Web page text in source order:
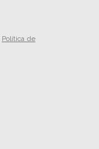
Política de